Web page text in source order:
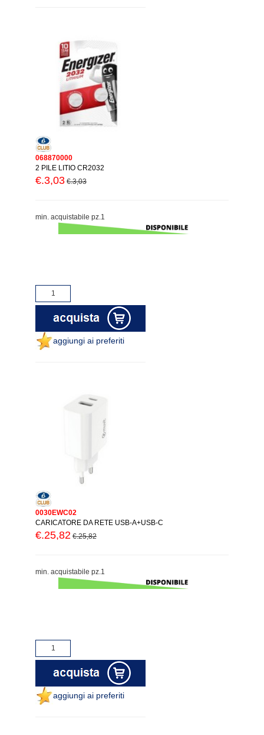
068870000
2 PILE LITIO CR2032
€.3,03 €.3,03
min. acquistabile pz.1
aggiungi ai preferiti
0030EWC02
CARICATORE DA RETE USB-A+USB-C
€.25,82 €.25,82
min. acquistabile pz.1
aggiungi ai preferiti